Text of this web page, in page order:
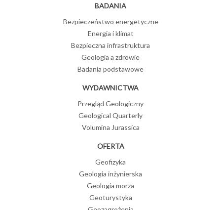
BADANIA
Bezpieczeństwo energetyczne
Energia i klimat
Bezpieczna infrastruktura
Geologia a zdrowie
Badania podstawowe
WYDAWNICTWA
Przegląd Geologiczny
Geological Quarterly
Volumina Jurassica
OFERTA
Geofizyka
Geologia inżynierska
Geologia morza
Geoturystyka